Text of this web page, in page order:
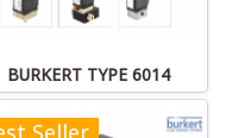
BURKERT TYPE 6014